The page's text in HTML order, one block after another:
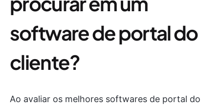
software de portal do
cliente?
Ao avaliar os melhores softwares de portal do